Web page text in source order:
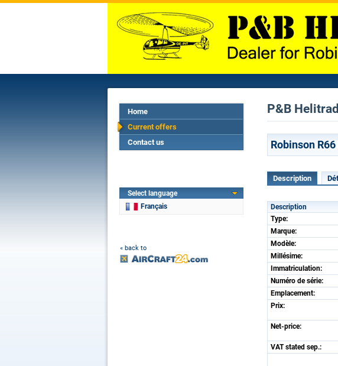
Home
Current offers
Contact us
Select language
Français
« back to
P&B
Robinson
Description
Description
Type:
Marque:
Modèle:
Millésime:
Immatriculation:
Numéro de série:
Emplacement:
Prix:
Net-price:
VAT stated sep.: